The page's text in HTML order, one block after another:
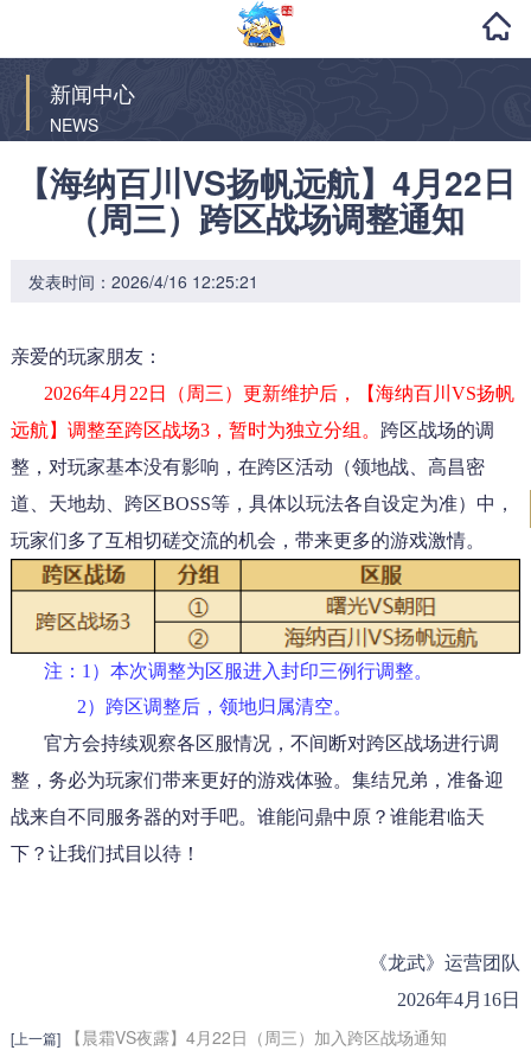
新闻中心
NEWS
【海纳百川VS扬帆远航】4月22日
（周三）跨区战场调整通知
发表时间：2026/4/16 12:25:21
亲爱的玩家朋友：
2026年4月22日（周三）更新维护后，【海纳百川VS扬帆
远航】调整至跨区战场3， 暂时为独立分组 。 跨区战场的调
整， 对玩家基本没有影响，在跨区活动（领地战、高昌密
道、天地劫、跨区BOSS等， 具体以玩法各自设定为准）中，
玩家们多了互相切磋交流的机会，带来更多的游戏激情。
注： 1）本次调整为区服进入封印三例行调整。
2）跨区调整后，领地归属清空。
官方会持续观察各区服情况，不间断对跨区战场进行调
整，务必为玩家们带来更好的游戏体验。集结兄弟，准备迎
战来自不同服务器的对手吧。谁能问鼎中原？谁能君临天
下？让我们拭目以待！
《龙武》运营团队
2026年4月16日
[上一篇]
【晨霜VS夜露】4月22日（周三）加入跨区战场通知